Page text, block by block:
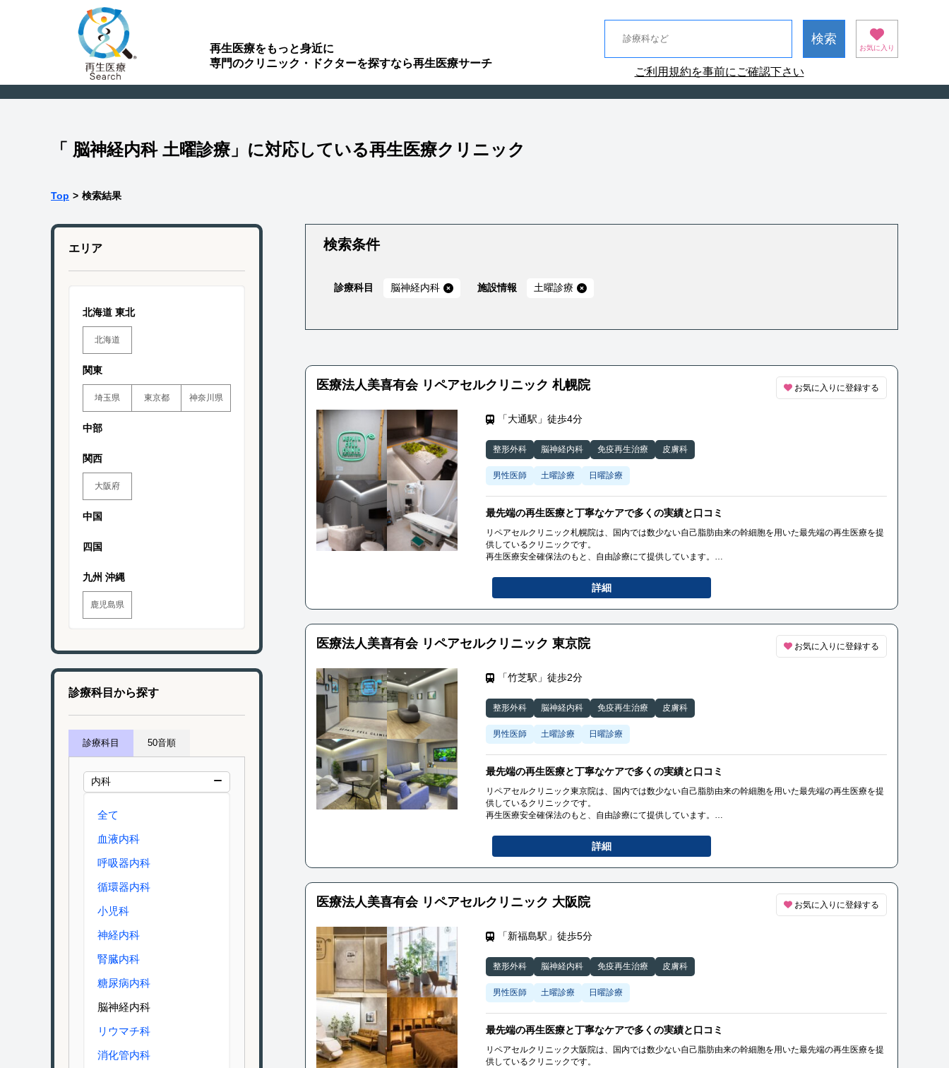
再生医療をもっと身近に
専門のクリニック・ドクターを探すなら再生医療サーチ
お気に入り
ご利用規約を事前にご確認下さい
「 脳神経内科 土曜診療」に対応している再生医療クリニック
Top > 検索結果
エリア
北海道 東北
北海道
関東
埼玉県 東京都 神奈川県
中部
関西
大阪府
中国
四国
九州 沖縄
鹿児島県
診療科目から探す
診療科目 50音順
内科
全て
血液内科
呼吸器内科
循環器内科
小児科
神経内科
腎臓内科
糖尿病内科
脳神経内科
リウマチ科
消化管内科
検索条件
診療科目 脳神経内科 施設情報 土曜診療
医療法人美喜有会 リペアセルクリニック 札幌院 お気に入りに登録する
「大通駅」徒歩4分
整形外科 脳神経内科 免疫再生治療 皮膚科
男性医師 土曜診療 日曜診療
最先端の再生医療と丁寧なケアで多くの実績と口コミ
リペアセルクリニック札幌院は、国内では数少ない自己脂肪由来の幹細胞を用いた最先端の再生医療を提
供しているクリニックです。
再生医療安全確保法のもと、自由診療にて提供しています。
裂」などの治療を行っております。
特に、国内で初めて厚生労働省へ届出し、受理された「分化誘導による関節の再生医療」という先進技術
さらに優れた技術により、冷凍せずその都度生きたまま培養した幹細胞を投与できるため、高い生存率と
活動率を実現しています。
籍しています。
す。
詳細
医療法人美喜有会 リペアセルクリニック 東京院 お気に入りに登録する
「竹芝駅」徒歩2分
整形外科 脳神経内科 免疫再生治療 皮膚科
男性医師 土曜診療 日曜診療
最先端の再生医療と丁寧なケアで多くの実績と口コミ
リペアセルクリニック東京院は、国内では数少ない自己脂肪由来の幹細胞を用いた最先端の再生医療を提
供しているクリニックです。
再生医療安全確保法のもと、自由診療にて提供しています。
裂」などの治療を行っております。
特に、国内で初めて厚生労働省へ届出し、受理された「分化誘導による関節の再生医療」という先進技術
さらに優れた技術により、冷凍せずその都度生きたまま培養した幹細胞を投与できるため、高い生存率と
活動率を実現しています。
籍しています。
す。
詳細
医療法人美喜有会 リペアセルクリニック 大阪院 お気に入りに登録する
「新福島駅」徒歩5分
整形外科 脳神経内科 免疫再生治療 皮膚科
男性医師 土曜診療 日曜診療
最先端の再生医療と丁寧なケアで多くの実績と口コミ
リペアセルクリニック大阪院は、国内では数少ない自己脂肪由来の幹細胞を用いた最先端の再生医療を提
供しているクリニックです。